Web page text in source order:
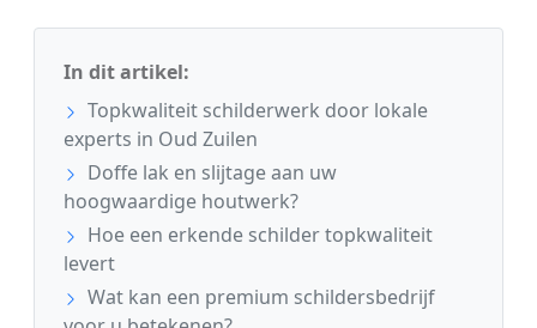
In dit artikel:
Topkwaliteit schilderwerk door lokale
experts in Oud Zuilen
Doffe lak en slijtage aan uw
hoogwaardige houtwerk?
Hoe een erkende schilder topkwaliteit
levert
Wat kan een premium schildersbedrijf